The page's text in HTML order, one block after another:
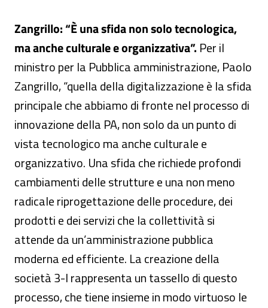
Zangrillo: “È una sfida non solo tecnologica,
ma anche culturale e organizzativa”. Per il
ministro per la Pubblica amministrazione, Paolo
Zangrillo, “quella della digitalizzazione è la sfida
principale che abbiamo di fronte nel processo di
innovazione della PA, non solo da un punto di
vista tecnologico ma anche culturale e
organizzativo. Una sfida che richiede profondi
cambiamenti delle strutture e una non meno
radicale riprogettazione delle procedure, dei
prodotti e dei servizi che la collettività si
attende da un’amministrazione pubblica
moderna ed efficiente. La creazione della
società 3-I rappresenta un tassello di questo
processo, che tiene insieme in modo virtuoso le